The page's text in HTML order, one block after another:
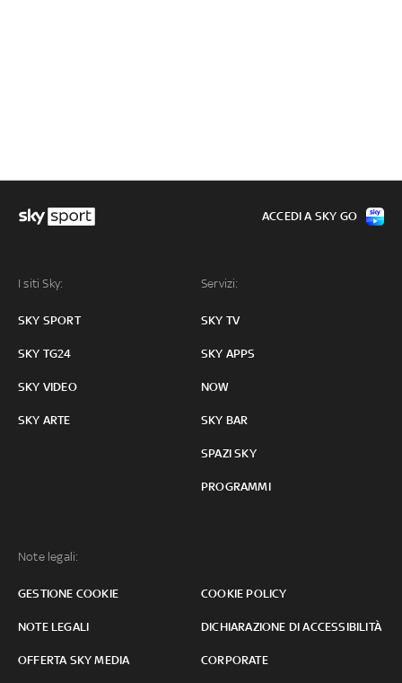
I siti Sky:
SKY SPORT
SKY TG24
SKY VIDEO
SKY ARTE
Servizi:
SKY TV
SKY APPS
NOW
SKY BAR
SPAZI SKY
PROGRAMMI
Note legali:
GESTIONE COOKIE COOKIE POLICY
NOTE LEGALI DICHIARAZIONE DI ACCESSIBILITÀ
OFFERTA SKY MEDIA CORPORATE
ACCEDI A SKY GO